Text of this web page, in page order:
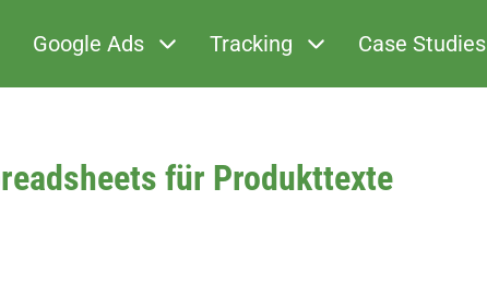
Google Ads Tracking Case Studies
für Produkttexte